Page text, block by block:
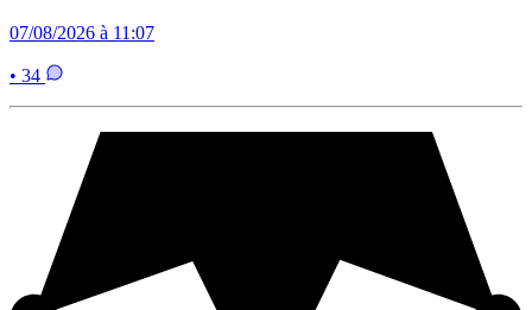
07/08/2026 à 11:07
• 34